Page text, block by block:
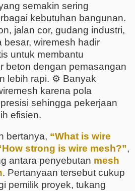
semakin sering
kebutuhan bangunan.
jalan cor, gudang industri,
besar, wiremesh hadir
untuk membantu
beton dengan pemasangan
lebih rapi. ⚙️ Banyak
karena pola
sehingga pekerjaan
efisien.
bertanya, “What is wire
strong is wire mesh?”,
antara penyebutan mesh
. Pertanyaan tersebut cukup
pemilik proyek, tukang